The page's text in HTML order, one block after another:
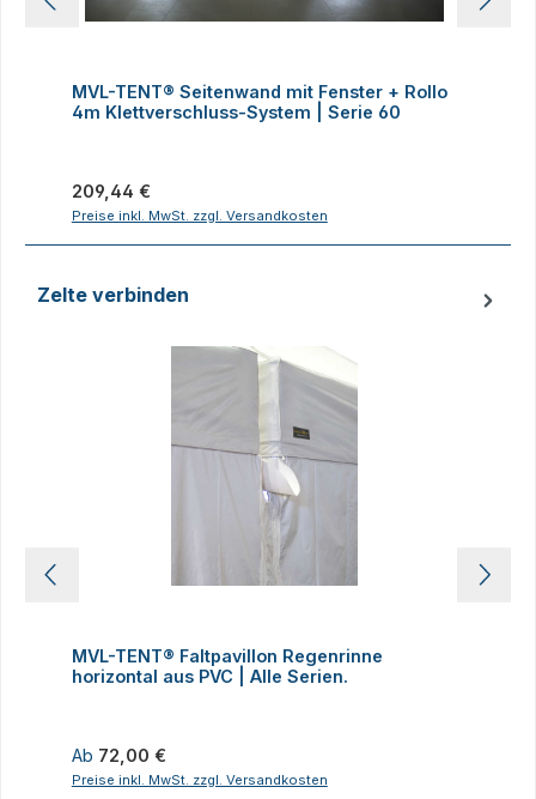
MVL-TENT® Seitenwand mit Fenster + Rollo
4m Klettverschluss-System | Serie 60
Regulärer Preis:
209,44 €
Preise inkl. MwSt. zzgl. Versandkosten
Zelte verbinden
MVL-TENT® Faltpavillon Regenrinne
horizontal aus PVC | Alle Serien.
Regulärer Preis:
Ab 72,00 €
Preise inkl. MwSt. zzgl. Versandkosten